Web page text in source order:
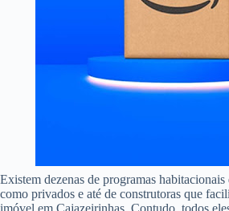
Existem dezenas de programas
como privados e até de construtoras que
imóvel em Cajazeirinhas. Contudo, todos